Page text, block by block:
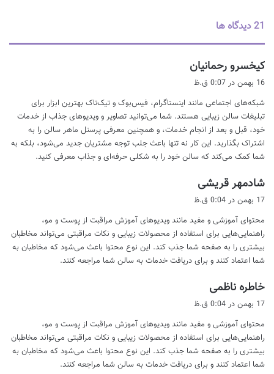
‫21 دیدگاه ها
کیخسرو رحمانیان
:
16 بهمن در 0:07 ق.ظ
شبکه‌های اجتماعی مانند اینستاگرام، فیس‌بوک و تیک‌تاک بهترین ابزار برای
تبلیغات سالن زیبایی هستند. شما می‌توانید تصاویر و ویدیوهای جذاب از خدمات
خود، قبل و بعد از انجام خدمات، و همچنین معرفی پرسنل ماهر سالن را به
اشتراک بگذارید. این کار نه تنها باعث جلب توجه مشتریان جدید می‌شود، بلکه به
شما کمک می‌کند که سالن خود را به شکلی حرفه‌ای و جذاب معرفی کنید.
شادمهر قریشی
ف
:
17 بهمن در 0:04 ق.ظ
محتوای آموزشی و مفید مانند ویدیوهای آموزش مراقبت از پوست و مو،
راهنمایی‌هایی برای استفاده از محصولات زیبایی و نکات مراقبتی می‌تواند مخاطبان
بیشتری را به صفحه شما جذب کند. این نوع محتوا باعث می‌شود که مخاطبان به
شما اعتماد کنند و برای دریافت خدمات به سالن شما مراجعه کنند.
خاطره ناظمی
ف
:
17 بهمن در 0:04 ق.ظ
محتوای آموزشی و مفید مانند ویدیوهای آموزش مراقبت از پوست و مو،
راهنمایی‌هایی برای استفاده از محصولات زیبایی و نکات مراقبتی می‌تواند مخاطبان
بیشتری را به صفحه شما جذب کند. این نوع محتوا باعث می‌شود که مخاطبان به
شما اعتماد کنند و برای دریافت خدمات به سالن شما مراجعه کنند.